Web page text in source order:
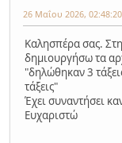
26 Μαΐου 2026,
Καλησπέρα σας.
δημιουργήσω τα
"δηλώθηκαν 3
τάξεις"
Έχει συναντήσει
Ευχαριστώ